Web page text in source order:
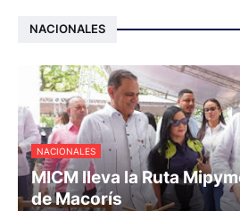
NACIONALES
NACIONALES
MICM lleva la Ruta
de Macorís